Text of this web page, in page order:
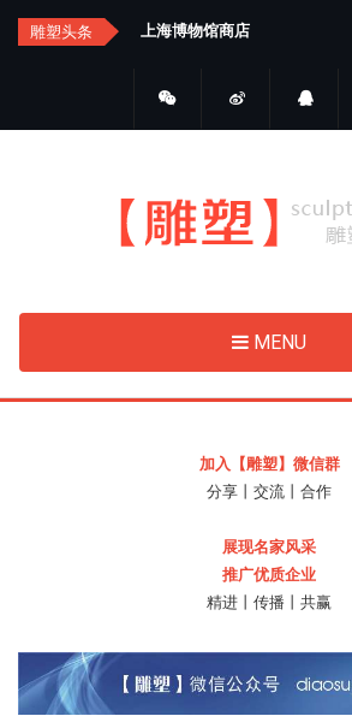
Skip
雕塑头条 上海博物馆商店
MENU
加入【雕塑】微信群
分享丨交流丨合作
展现名家风采
推广优质企业
精进丨传播丨共赢